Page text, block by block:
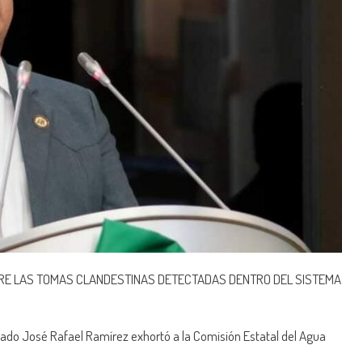
LAS TOMAS CLANDESTINAS DETECTADAS DENTRO DEL SISTEMA
José Rafael Ramírez exhortó a la Comisión Estatal del Agua